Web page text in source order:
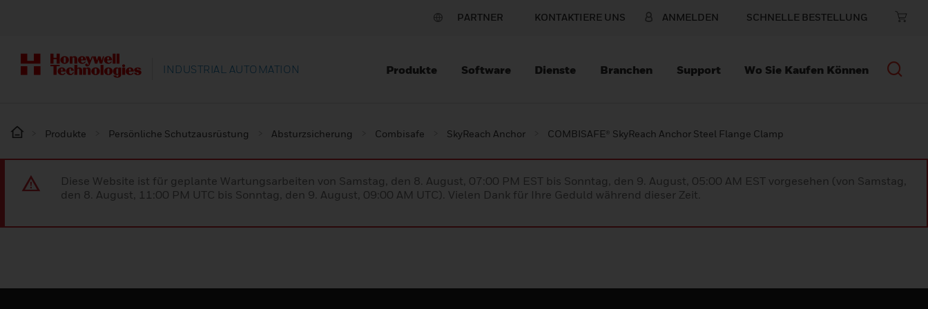
PARTNER KONTAKTIERE UNS ANMELDEN SCHNELLE BESTELLUNG
INDUSTRIAL AUTOMATION Produkte Software Dienste Branchen Support Wo Sie Kaufen Können
Produkte Persönliche Schutzausrüstung Absturzsicherung Combisafe SkyReach Anchor COMBISAFE® SkyReach Anchor Steel Flange Clamp
Diese Website ist für geplante Wartungsarbeiten von Samstag, den 8. August, 07:00 PM EST bis Sonntag, den 9. August, 05:00 AM EST vorgesehen (von Samstag,
den 8. August, 11:00 PM UTC bis Sonntag, den 9. August, 09:00 AM UTC). Vielen Dank für Ihre Geduld während dieser Zeit.